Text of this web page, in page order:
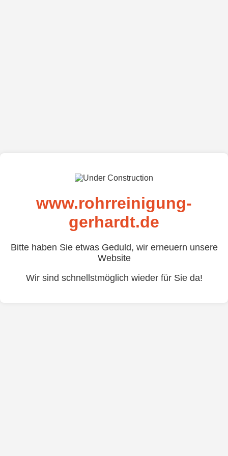
www.rohrreinigung-
gerhardt.de
Bitte haben Sie etwas Geduld, wir erneuern unsere
Website
Wir sind schnellstmöglich wieder für Sie da!